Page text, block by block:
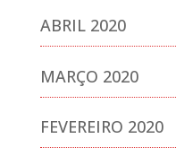
ABRIL 2020
MARÇO 2020
FEVEREIRO 2020